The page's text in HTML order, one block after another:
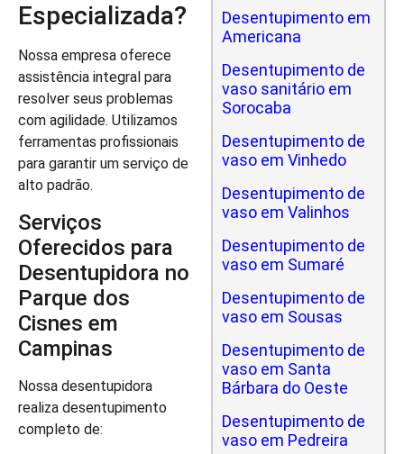
Especializada?
Nossa empresa oferece
assistência integral para
resolver seus problemas
com agilidade. Utilizamos
ferramentas profissionais
para garantir um serviço de
alto padrão.
Serviços
Oferecidos para
Desentupidora no
Parque dos
Cisnes em
Campinas
Nossa desentupidora
realiza desentupimento
completo de:
Desentupimento em
Americana
Desentupimento de
vaso sanitário em
Sorocaba
Desentupimento de
vaso em Vinhedo
Desentupimento de
vaso em Valinhos
Desentupimento de
vaso em Sumaré
Desentupimento de
vaso em Sousas
Desentupimento de
vaso em Santa
Bárbara do Oeste
Desentupimento de
vaso em Pedreira